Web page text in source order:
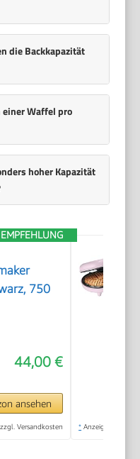
die Backkapazität
einer Waffel pro
hoher Kapazität
EMPFEHLUNG
750
44,00 €
ansehen
Versandkosten * Anzeige